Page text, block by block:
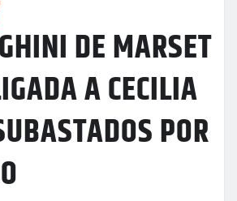
DE MARSET
A CECILIA
POR